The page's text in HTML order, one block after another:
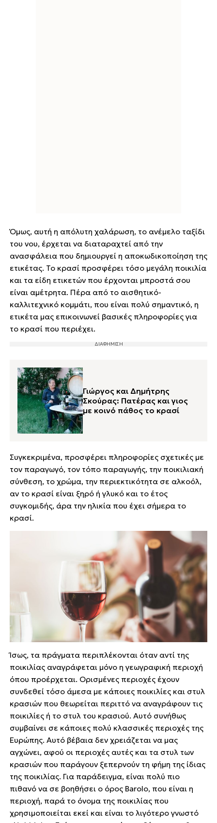
Όμως, αυτή η απόλυτη χαλάρωση, το ανέμελο ταξίδι
του νου, έρχεται να διαταραχτεί από την
ανασφάλεια που δημιουργεί η αποκωδικοποίηση της
ετικέτας. Το κρασί προσφέρει τόσο μεγάλη ποικιλία
και τα είδη ετικετών που έρχονται μπροστά σου
είναι αμέτρητα. Πέρα από το αισθητικό-
καλλιτεχνικό κομμάτι, που είναι πολύ σημαντικό, η
ετικέτα μας επικοινωνεί βασικές πληροφορίες για
το κρασί που περιέχει.
Γιώργος και Δημήτρης
Σκούρας: Πατέρας και γιος
με κοινό πάθος το κρασί
Συγκεκριμένα, προσφέρει πληροφορίες σχετικές με
τον παραγωγό, τον τόπο παραγωγής, την ποικιλιακή
σύνθεση, το χρώμα, την περιεκτικότητα σε αλκοόλ,
αν το κρασί είναι ξηρό ή γλυκό και το έτος
συγκομιδής, άρα την ηλικία που έχει σήμερα το
κρασί.
Ίσως, τα πράγματα περιπλέκονται όταν αντί της
ποικιλίας αναγράφεται μόνο η γεωγραφική περιοχή
όπου προέρχεται. Ορισμένες περιοχές έχουν
συνδεθεί τόσο άμεσα με κάποιες ποικιλίες και στυλ
κρασιών που θεωρείται περιττό να αναγράφουν τις
ποικιλίες ή το στυλ του κρασιού. Αυτό συνήθως
συμβαίνει σε κάποιες πολύ κλασσικές περιοχές της
Ευρώπης. Αυτό βέβαια δεν χρειάζεται να μας
αγχώνει, αφού οι περιοχές αυτές και τα στυλ των
κρασιών που παράγουν ξεπερνούν τη φήμη της ίδιας
της ποικιλίας. Για παράδειγμα, είναι πολύ πιο
πιθανό να σε βοηθήσει ο όρος Barolo, που είναι η
περιοχή, παρά το όνομα της ποικιλίας που
χρησιμοποιείται εκεί και είναι το λιγότερο γνωστό